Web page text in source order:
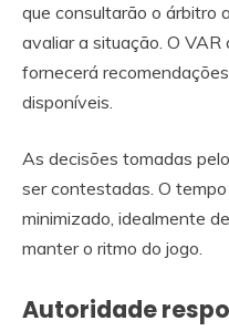
que consultarão o árbitro
avaliar a situação. O VAR
fornecerá
disponíveis.
As decisões tomadas
ser contestadas. O
minimizado, idealmente
manter o ritmo do jogo.
Autoridade